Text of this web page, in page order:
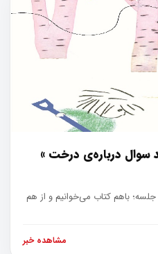
درباره‌ی درخت »
باهم کتاب می‌خوانیم و از هم
مشاهده خبر